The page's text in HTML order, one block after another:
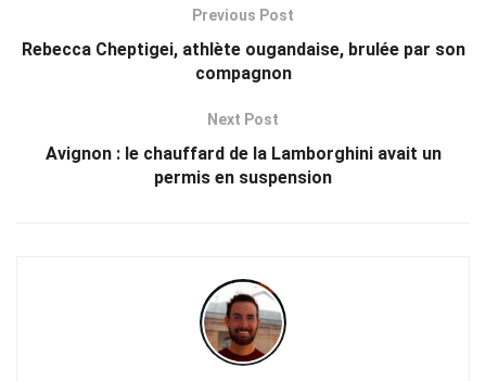
Previous Post
Rebecca Cheptigei, athlète ougandaise, brulée par son
compagnon
Next Post
Avignon : le chauffard de la Lamborghini avait un
permis en suspension